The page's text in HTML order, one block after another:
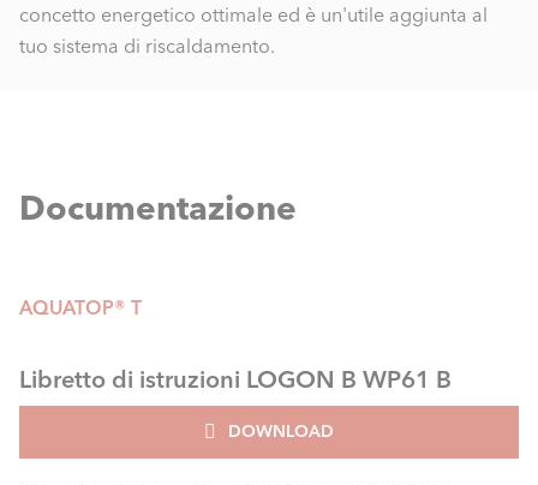
concetto energetico ottimale ed è un'utile aggiunta al
tuo sistema di riscaldamento.
Documentazione
AQUATOP® T
Libretto di istruzioni LOGON B WP61 B
DOWNLOAD